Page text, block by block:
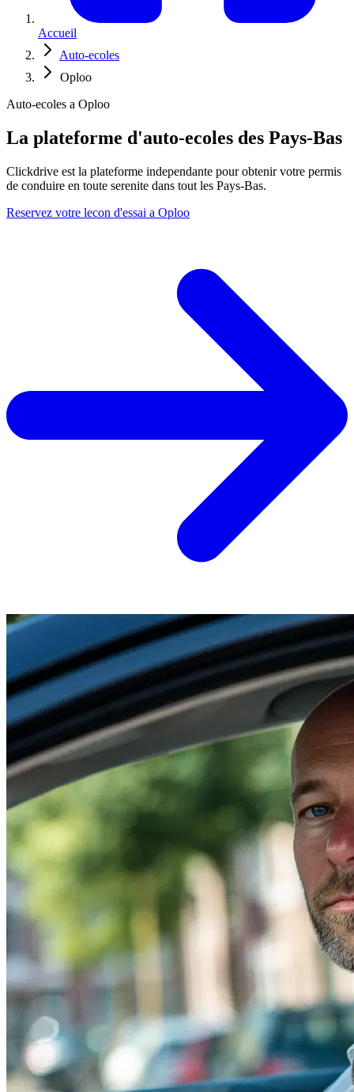
Accueil
Auto-ecoles
Oploo
Auto-ecoles a Oploo
La plateforme d'auto-ecoles des Pays-Bas
Clickdrive est la plateforme independante pour obtenir votre permis
de conduire en toute serenite dans tout les Pays-Bas.
Reservez votre lecon d'essai a Oploo